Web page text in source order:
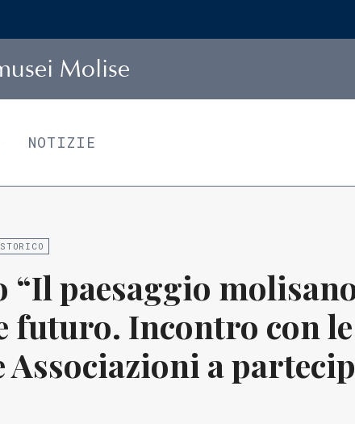
usei Molise
NOTIZIE
STORICO
“Il paesaggio
futuro. Incontro con
a